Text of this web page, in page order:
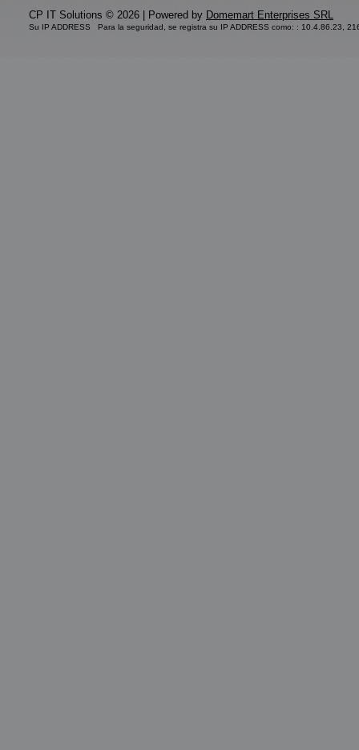
CP IT Solutions © 2026 | Powered by Domemart Enterprises SRL
Su IP ADDRESS Para la seguridad, se registra su IP ADDRESS como: : 10.4.86.23,